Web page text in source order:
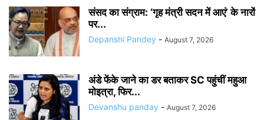
संसद का संग्राम: ‘गृह मंत्री सदन में आएं’ के नारों
पर...
Depanshi Pandey - August 7, 2026
अंडे फेंके जाने का डर बताकर SC पहुंचीं महुआ
मोइत्रा, फिर...
Devanshu panday - August 7, 2026